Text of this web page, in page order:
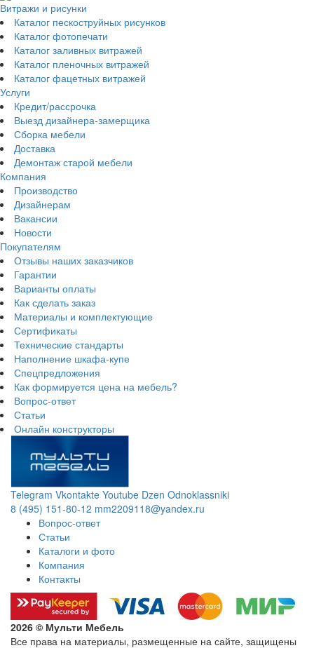
Витражи и рисунки
Каталог пескоструйных рисунков
Каталог фотопечати
Каталог заливных витражей
Каталог пленочных витражей
Каталог фацетных витражей
Услуги
Кредит/рассрочка
Выезд дизайнера-замерщика
Сборка мебели
Доставка
Демонтаж старой мебели
Компания
Производство
Дизайнерам
Вакансии
Новости
Покупателям
Отзывы наших заказчиков
Гарантии
Варианты оплаты
Как сделать заказ
Материалы и комплектующие
Сертификаты
Технические стандарты
Наполнение шкафа-купе
Спецпредложения
Как формируется цена на мебель?
Вопрос-ответ
Статьи
Онлайн конструкторы
Telegram Vkontakte Youtube Dzen Odnoklassniki
8 (495) 151-80-12 mm2209118@yandex.ru
Вопрос-ответ
Статьи
Каталоги и фото
Компания
Контакты
2026 © Мульти Мебель
Все права на материалы, размещенные на сайте, защищены